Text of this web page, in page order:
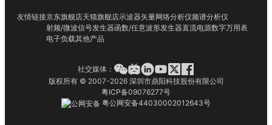
友情链接京东旗舰店天猫旗舰店示波器矢量网络分析仪频谱分析仪
射频/微波信号发生器函数/任意波形发生器直流电源数字万用表
电子负载其他产品
版权所有 © 2007-2026 深圳市鼎阳科技股份有限公司
粤ICP备09076277号
粤公网安备44030002012643号
社交媒体：